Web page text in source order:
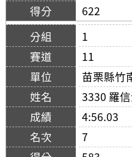
622
1
11
苗栗縣竹
3330 羅
4:56.03
7